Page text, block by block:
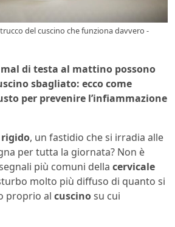
del cuscino che funziona davvero -
di testa al mattino possono
sbagliato: ecco come
per prevenire l’infiammazione
, un fastidio che si irradia alle
per tutta la giornata? Non è
più comuni della cervicale
molto più diffuso di quanto si
proprio al cuscinosu cui